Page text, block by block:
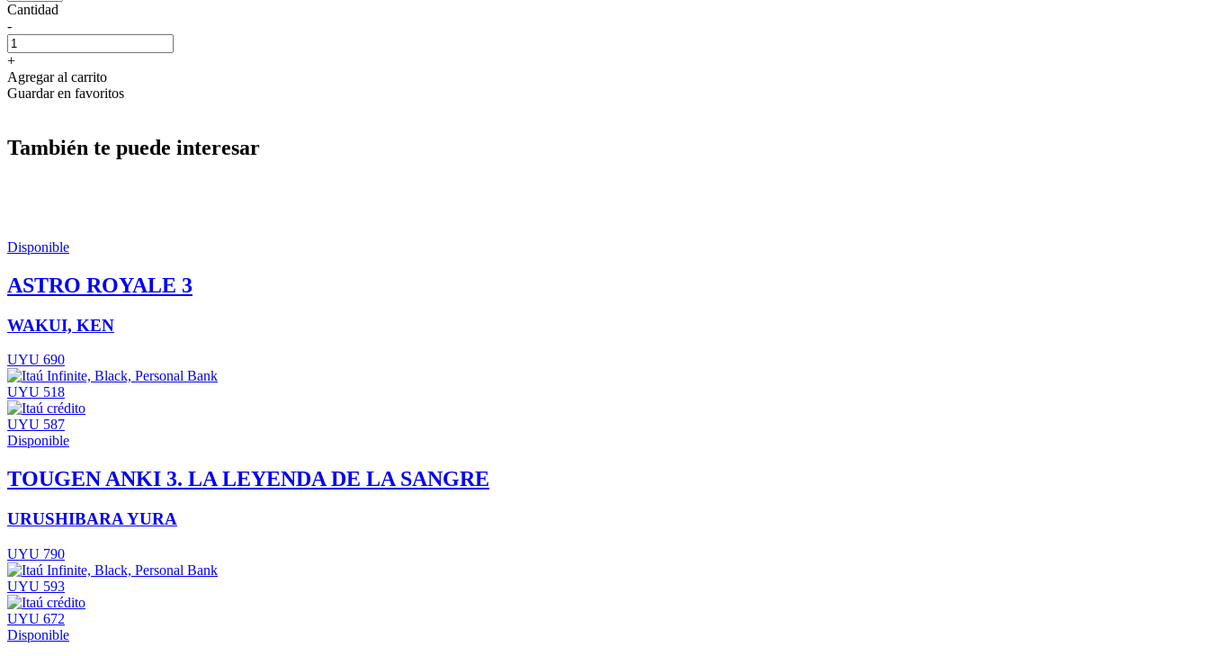
Cantidad
-
+
Agregar al carrito
Guardar en favoritos
También te puede interesar
Disponible
ASTRO ROYALE 3
WAKUI, KEN
UYU 690
UYU 518
UYU 587
Disponible
TOUGEN ANKI 3. LA LEYENDA DE LA SANGRE
URUSHIBARA YURA
UYU 790
UYU 593
UYU 672
Disponible